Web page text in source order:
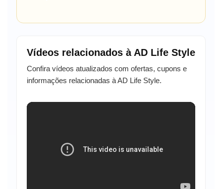
Vídeos relacionados à AD Life Style
Confira vídeos atualizados com ofertas, cupons e
informações relacionadas à AD Life Style.